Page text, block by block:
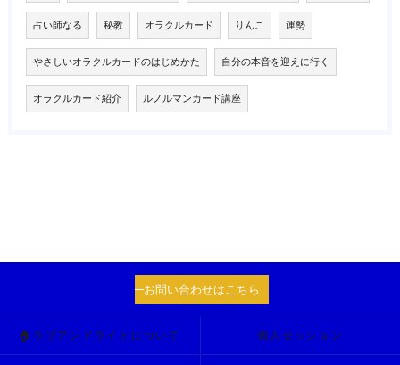
占い師なる 秘教 オラクルカード りんこ 運勢
やさしいオラクルカードのはじめかた 自分の本音を迎えに行く
オラクルカード紹介 ルノルマンカード講座
お問い合わせはこちら
🏠ラブアンドライトについて 個人セッション